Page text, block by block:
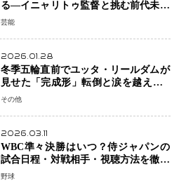
る―イニャリトゥ監督と挑む前代未聞
の大惨事コメディ「DIGGER ディガ
芸能
2026.01.28
冬季五輪直前でユッタ・リールダムが
見せた「完成形」転倒と涙を越えて─
ミラノで金を狙うオランダ女王の現在
その他
2026.03.11
WBC準々決勝はいつ？侍ジャパンの
試合日程・対戦相手・視聴方法を徹底
解説【2026年大会】
野球